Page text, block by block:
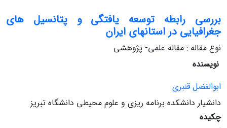
بررسی رابطه‏ توسعه‏ یافتگی و پتانسیل‏ های
جغرافیایی در استان‏های ایران
نوع مقاله : مقاله علمی- پژوهشی
نویسنده
ابوالفضل قنبری
دانشیار دانشکده برنامه‏ ریزی و علوم محیطی دانشگاه تبریز
چکیده